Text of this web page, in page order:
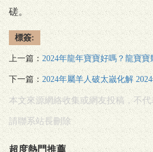
磋。
標簽:
上一篇： 2024年龍年寶寶好嗎？龍寶
下一篇： 2024年屬羊人破太嵗化解
本文來源網絡收集或網友投稿，不
請聯系站長刪除
超度熱門推薦